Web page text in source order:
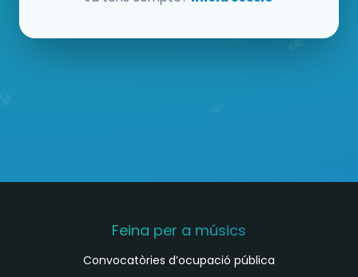
Feina per a músics
Convocatòries d’ocupació pública